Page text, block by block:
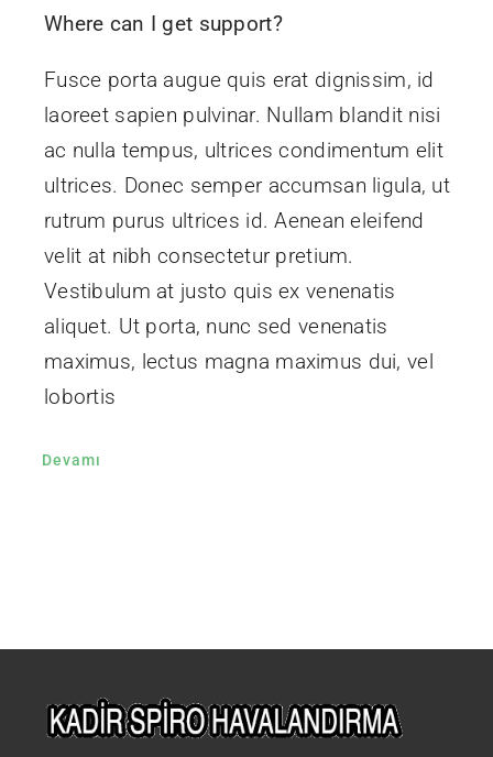
Where can I get support?
Fusce porta augue quis erat dignissim, id
laoreet sapien pulvinar. Nullam blandit nisi
ac nulla tempus, ultrices condimentum elit
ultrices. Donec semper accumsan ligula, ut
rutrum purus ultrices id. Aenean eleifend
velit at nibh consectetur pretium.
Vestibulum at justo quis ex venenatis
aliquet. Ut porta, nunc sed venenatis
maximus, lectus magna maximus dui, vel
lobortis
Devamı